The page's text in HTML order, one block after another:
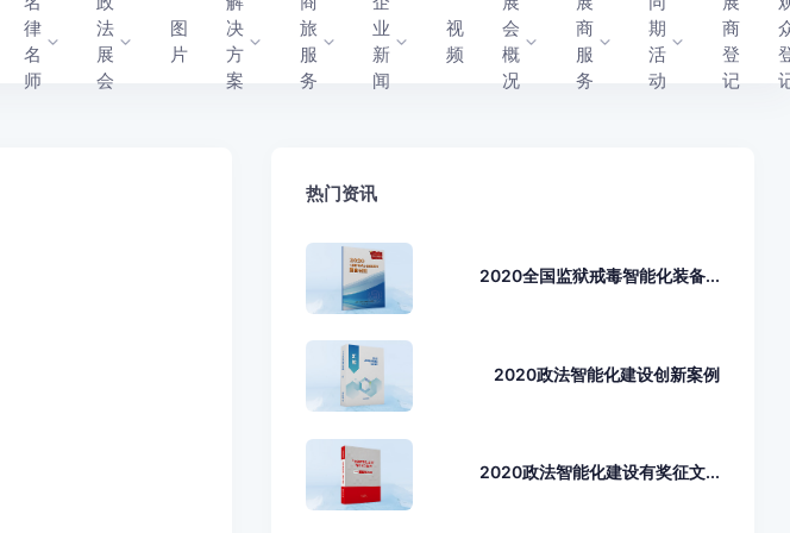
律
名
师
法
展
会
图
片
决
方
案
旅
服
务
业
新
闻
视
频
会
概
况
商
服
务
期
活
动
商
登
记
热门资讯
2020全国监狱戒毒智能化装备...
2020政法智能化建设创新案例
2020政法智能化建设有奖征文...